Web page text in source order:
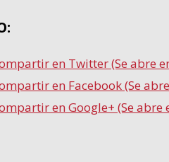
en Twitter (Se abre
en Facebook (Se
en Google+ (Se abre